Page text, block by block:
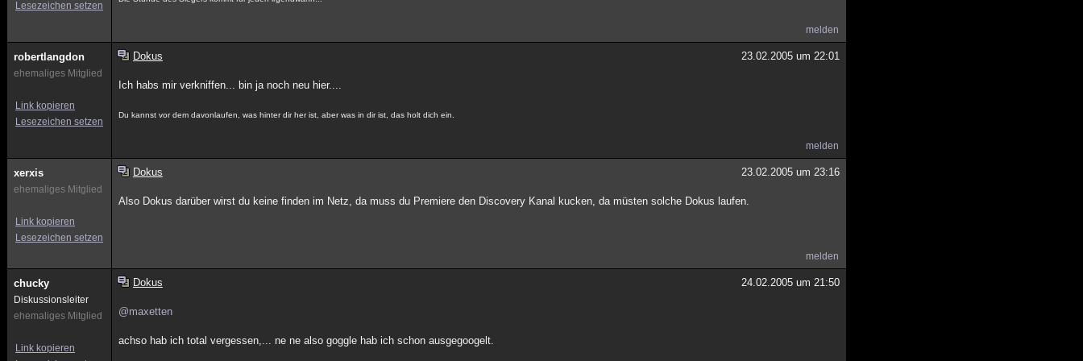
Lesezeichen setzen
melden
robertlangdon
ehemaliges Mitglied
Link kopieren
Lesezeichen setzen
Dokus 23.02.2005 um 22:01
Ich habs mir verkniffen... bin ja noch neu hier....
Du kannst vor dem davonlaufen, was hinter dir her ist, aber was in dir ist, das holt dich ein.
melden
xerxis
ehemaliges Mitglied
Link kopieren
Lesezeichen setzen
Dokus 23.02.2005 um 23:16
Also Dokus darüber wirst du keine finden im Netz, da muss du Premiere den Discovery Kanal kucken, da müsten solche Dokus laufen.
melden
chucky
Diskussionsleiter
ehemaliges Mitglied
Link kopieren
Dokus 24.02.2005 um 21:50
@maxetten
achso hab ich total vergessen,... ne ne also goggle hab ich schon ausgegoogelt.